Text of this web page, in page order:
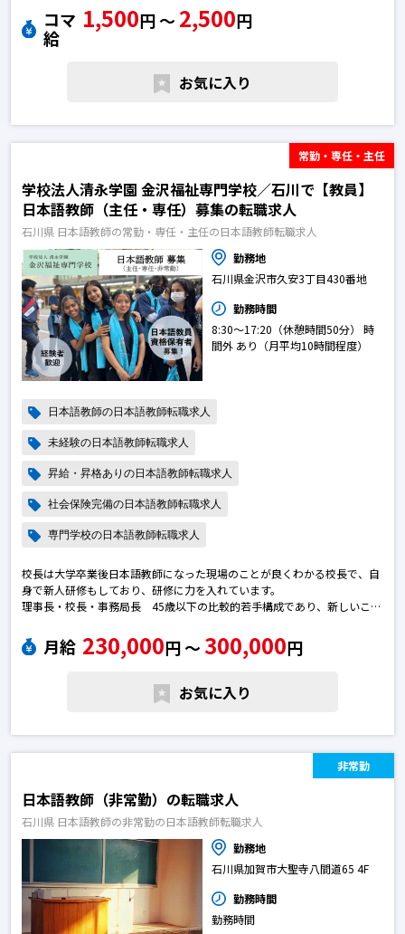
コマ
給
1,500円 〜 2,500円
お気に入り
常勤・専任・主任
学校法人清永学園 金沢福祉専門学校／石川で【教員】
日本語教師（主任・専任）募集の転職求人
石川県 日本語教師の常勤・専任・主任の日本語教師転職求人
勤務地
石川県金沢市久安3丁目430番地
勤務時間
8:30〜17:20（休憩時間50分） 時
間外 あり（月平均10時間程度）
日本語教師の日本語教師転職求人
未経験の日本語教師転職求人
昇給・昇格ありの日本語教師転職求人
社会保険完備の日本語教師転職求人
専門学校の日本語教師転職求人
校長は大学卒業後日本語教師になった現場のことが良くわかる校長で、自
身で新人研修もしており、研修に力を入れています。
理事長・校長・事務局長 45歳以下の比較的若手構成であり、新しいこと
月給 230,000円 〜 300,000円
お気に入り
非常勤
日本語教師（非常勤）の転職求人
石川県 日本語教師の非常勤の日本語教師転職求人
勤務地
石川県加賀市大聖寺八間道65 4F
勤務時間
勤務時間